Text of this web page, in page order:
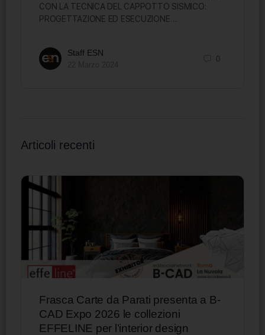
CON LA TECNICA DEL CAPPOTTO SISMICO:
PROGETTAZIONE ED ESECUZIONE…
Staff ESN
0
Articoli recenti
Frasca Carte da Parati presenta a B-
CAD Expo 2026 le collezioni
EFFELINE per l’interior design